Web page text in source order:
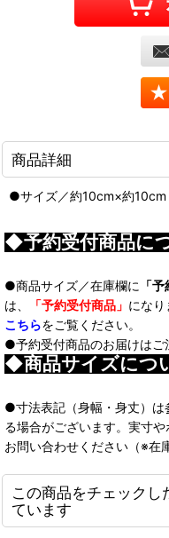
商品詳細
●サイズ／約10cm×約10cm
◆予約受付商品に
●商品サイズ／在庫欄に 「
は、
「予約受付商品」 にな
こちらをご覧ください。
●予約受付商品のお届けはご
◆商品サイズにつ
●寸法表記（身幅・身丈）は
る場合がございます。実寸
お問い合わせください（※在
この商品をチェックし
ています